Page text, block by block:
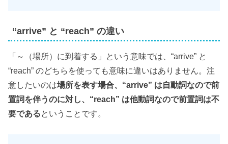
“arrive” と “reach” の違い
「～（場所）に到着する」という意味では、“arrive” と
“reach” のどちらを使っても意味に違いはありません。注
意したいのは場所を表す場合、“arrive” は自動詞なので前
置詞を伴うのに対し、“reach” は他動詞なので前置詞は不
要であるということです。